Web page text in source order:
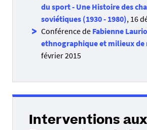
du sport - Une Histoire des
soviétiques (1930 - 1980), 16
Conférence de Fabienne
ethnographique et milieux de
février 2015
Interventions aux